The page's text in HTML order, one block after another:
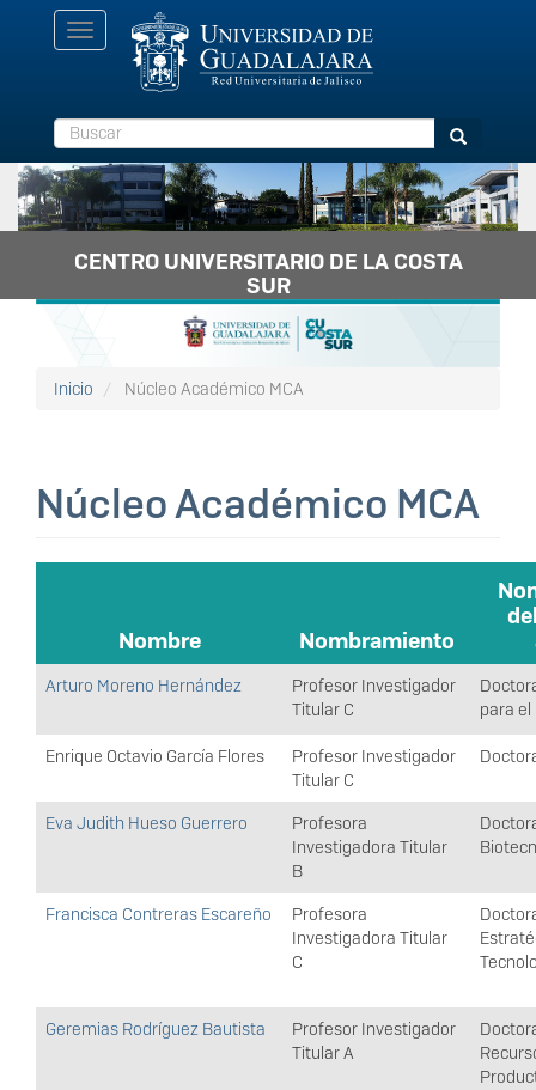
Toggle
navigation
Buscar Buscar
CENTRO UNIVERSITARIO DE LA COSTA
SUR
Inicio Núcleo Académico MCA
Núcleo Académico MCA
Nombre Nombramiento
Arturo Moreno Hernández
Profesor Investigador
Titular C
para
Enrique Octavio García Flores
Profesor Investigador
Titular C
Eva Judith Hueso Guerrero
Profesora
Investigadora Titular
B
Francisca Contreras Escareño
Profesora
Investigadora Titular
C
Geremias Rodríguez Bautista
Profesor Investigador
Titular A